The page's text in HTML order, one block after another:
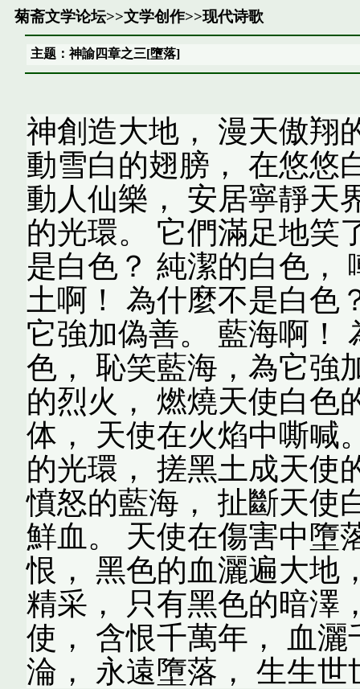
菊斋文学论坛>>文学创作>>现代诗歌
主题：神諭四章之三[墮落]
神創造大地， 漫天傲翔
動雪白的翅膀， 在悠悠
動人仙樂， 安居寧靜天
的光環。 它們滿足地笑
是白色？ 純潔的白色，
土啊！ 為什麼不是白色
它強加偽善。 藍海啊！
色， 恥笑藍海，為它強
的烈火， 燃燒天使白色
体， 天使在火焰中嘶喊
的光環， 搓黑土成天使
憤怒的藍海， 扯斷天使
鮮血。 天使在傷害中墮
恨， 黑色的血灑遍大地
精采， 只有黑色的暗澤
使， 含恨千萬年， 血
淪， 永遠墮落， 生生世